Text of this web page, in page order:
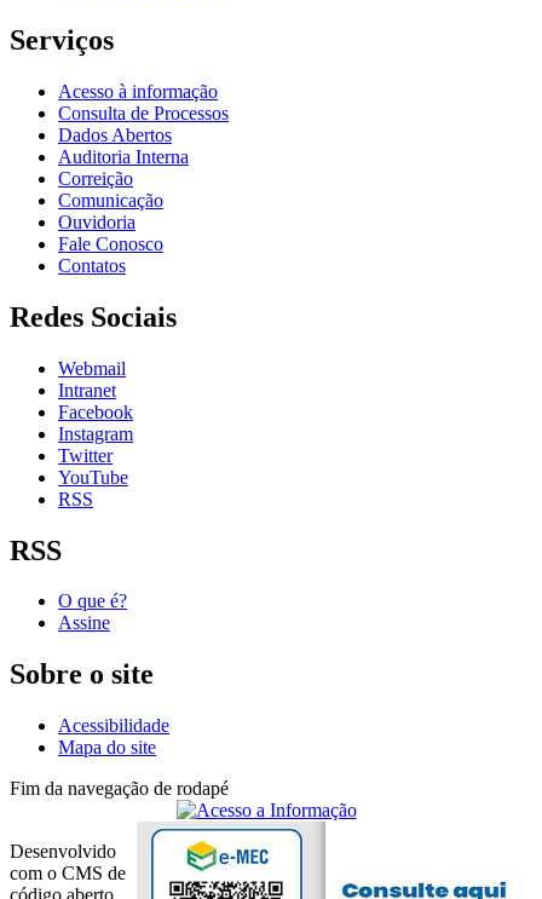
Serviços
Acesso à informação
Consulta de Processos
Dados Abertos
Auditoria Interna
Correição
Comunicação
Ouvidoria
Fale Conosco
Contatos
Redes Sociais
Webmail
Intranet
Facebook
Instagram
Twitter
YouTube
RSS
RSS
O que é?
Assine
Sobre o site
Acessibilidade
Mapa do site
Fim da navegação de rodapé
Desenvolvido
com o CMS de